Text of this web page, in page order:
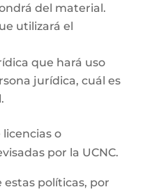
del material.
utilizará el
que hará uso
jurídica, cuál es
licencias o
por la UCNC.
estas políticas, por